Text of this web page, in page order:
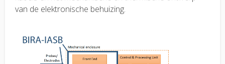
van de elektronische behuizing.